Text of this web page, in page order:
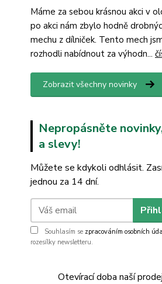
Máme za sebou krásnou akci v
po akci nám zbylo hodně
mechu z dílniček. Tento mech
rozhodli nabídnout za výhodn...
Zobrazit všechny novinky
Nepropásněte
a slevy!
Můžete se kdykoli odhlásit.
jednou za 14 dní.
Souhlasím se zpracováním osobních
rozesílky newsletteru.
Otevírací doba naší